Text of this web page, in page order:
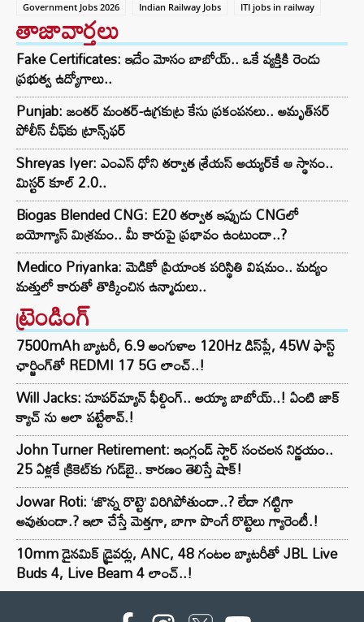
Government Jobs 2026
Indian Railway Jobs ITI jobs in railway
తాజావార్తలు
Fake Certificates: ఇదేం మోసం బాబోయ్.. ఒకే వ్యక్తికి రెండు
ప్రభుత్వ ఉద్యోగాలు..
Punjab: జంతర్ మంతర్-ఉగ్రకుట్ర కేసు ప్రకంపనలు.. అమృత్‌సర్
పోలీస్ చీఫ్‌కు ట్రాన్స్‌ఫర్
Shreyas Iyer: ఎంఎస్ ధోని తర్వాత శ్రేయస్ అయ్యర్‌కే ఆ స్థానం..
మిస్టర్ కూల్ 2.0..
Biogas Blended CNG: E20 తర్వాత ఇప్పుడు CNGలో
బయోగ్యాస్ మిశ్రమం.. మీ కారుపై ప్రభావం ఉంటుందా..?
Medico Priyanka: మెడికో ప్రియాంక పరిస్థితి విషమం.. మద్యం
మత్తులో కారుతో తొక్కించిన ఉన్మాదులు..
ట్రెండింగ్‌
7500mAh బ్యాటరీ, 6.9 అంగుళాల 120Hz డిస్‌ప్లే, 45W ఫాస్ట్
ఛార్జింగ్‌తో REDMI 17 5G లాంచ్..!
Will Jacks: సూపర్‌మ్యాన్ ఫీల్డింగ్.. అయ్యా బాబోయ్..! ఏంటి జాక్
క్యాచ్ ను అలా పట్టేశావ్.!
John Turner Retirement: ఇంగ్లండ్ స్టార్ సంచలన నిర్ణయం..
25 ఏళ్లకే క్రికెట్‌కు గుడ్‌బై.. కారణం తెలిస్తే షాక్!
Jowar Roti: ‘జొన్న రొట్టె’ విరిగిపోతుందా..? లేదా గట్టిగా
అవుతుందా.? ఇలా చేస్తే మెత్తగా, బాగా పొంగే రొట్టెలు గ్యారెంటీ.!
10mm డైనమిక్ డ్రైవర్లు, ANC, 48 గంటల బ్యాటరీతో JBL Live
Buds 4, Live Beam 4 లాంచ్..!